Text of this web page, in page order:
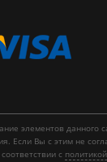
элементов
Вы с этим не
с